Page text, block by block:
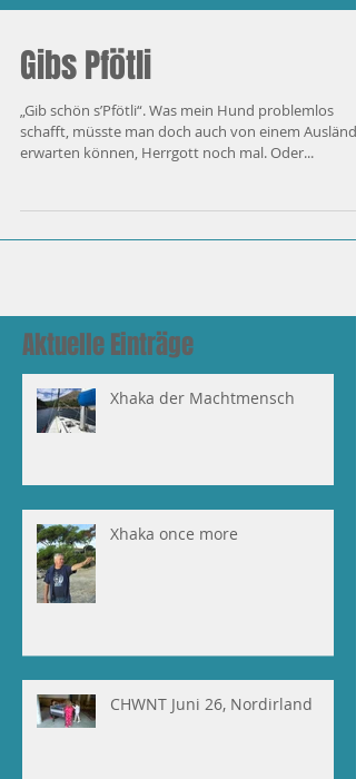
Gibs Pfötli
„Gib schön s’Pfötli“. Was mein Hund problemlos
schafft, müsste man doch auch von einem
erwarten können, Herrgott noch mal. Oder...
Aktuelle Einträge
Xhaka der Machtmensch
Xhaka once more
CHWNT Juni 26, Nordirland